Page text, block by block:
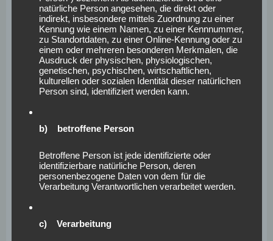
zu erleichtern. Der Benutzer einer Internetseite, die
Cookies verwendet, muss beispielsweise nicht bei
jedem Besuch der Internetseite erneut seine
Zugangsdaten eingeben, weil dies von der Internetseite
und dem auf dem Computersystem des Benutzers
abgelegten Cookie übernommen wird. Ein weiteres
Kunde in den virtuellen Warenkorb gelegt hat, über ein
Cookie.
Die betroffene Person kann die Setzung von Cookies
durch unsere Internetseite jederzeit mittels einer
entsprechenden Einstellung des genutzten
Internetbrowsers verhindern und damit der Setzung von
natürliche Person angesehen, die direkt oder
indirekt, insbesondere mittels Zuordnung zu einer
Kennung wie einem Namen, zu einer Kennnummer,
zu Standortdaten, zu einer Online-Kennung oder zu
einem oder mehreren besonderen Merkmalen, die
Ausdruck der physischen, physiologischen,
genetischen, psychischen, wirtschaftlichen,
kulturellen oder sozialen Identität dieser natürlichen
Person sind, identifiziert werden kann.
b) betroffene Person
Betroffene Person ist jede identifizierte oder
identifizierbare natürliche Person, deren
personenbezogene Daten von dem für die
Verarbeitung Verantwortlichen verarbeitet werden.
c) Verarbeitung